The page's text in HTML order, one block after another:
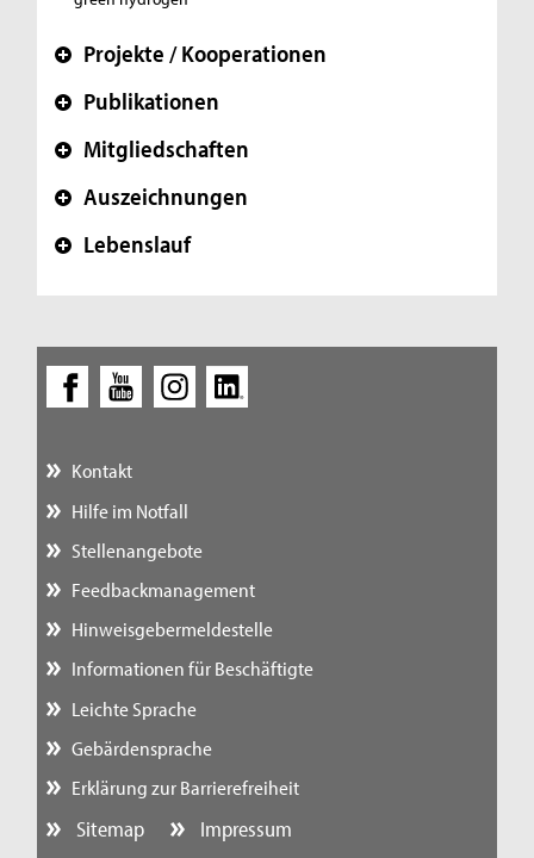
+ Projekte / Kooperationen
+ Publikationen
+ Mitgliedschaften
+ Auszeichnungen
+ Lebenslauf
Kontakt
Hilfe im Notfall
Stellenangebote
Feedbackmanagement
Hinweisgebermeldestelle
Informationen für Beschäftigte
Leichte Sprache
Gebärdensprache
Erklärung zur Barrierefreiheit
Sitemap
Impressum